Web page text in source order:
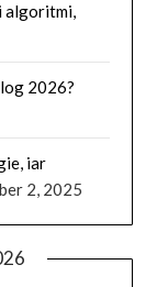
algoritmi,
2026?
iar
2, 2025